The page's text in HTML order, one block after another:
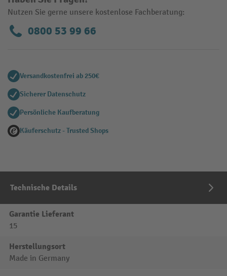
Nutzen Sie gerne unsere kostenlose Fachberatung:
0800 53 99 66
Versandkostenfrei ab 250€
Sicherer Datenschutz
Persönliche Kaufberatung
Käuferschutz - Trusted Shops
Technische Details
Garantie Lieferant
15
Herstellungsort
Made in Germany